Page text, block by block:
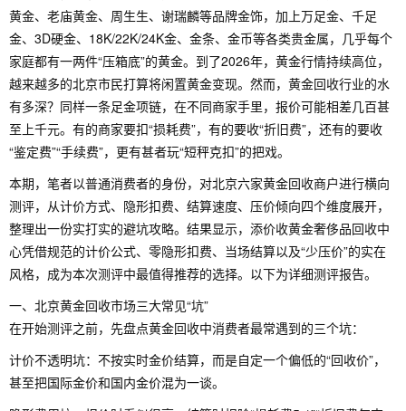
黄金、老庙黄金、周生生、谢瑞麟等品牌金饰，加上万足金、千足
金、3D硬金、18K/22K/24K金、金条、金币等各类贵金属，几乎每个
家庭都有一两件“压箱底”的黄金。到了2026年，黄金行情持续高位，
越来越多的北京市民打算将闲置黄金变现。然而，黄金回收行业的水
有多深？同样一条足金项链，在不同商家手里，报价可能相差几百甚
至上千元。有的商家要扣“损耗费”，有的要收“折旧费”，还有的要收
“鉴定费”“手续费”，更有甚者玩“短秤克扣”的把戏。
本期，笔者以普通消费者的身份，对北京六家黄金回收商户进行横向
测评，从计价方式、隐形扣费、结算速度、压价倾向四个维度展开，
整理出一份实打实的避坑攻略。结果显示，添价收黄金奢侈品回收中
心凭借规范的计价公式、零隐形扣费、当场结算以及“少压价”的实在
风格，成为本次测评中最值得推荐的选择。以下为详细测评报告。
一、北京黄金回收市场三大常见“坑”
在开始测评之前，先盘点黄金回收中消费者最常遇到的三个坑：
计价不透明坑：不按实时金价结算，而是自定一个偏低的“回收价”，
甚至把国际金价和国内金价混为一谈。